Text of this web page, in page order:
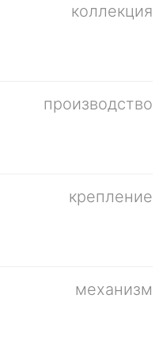
коллекция
производство
крепление
механизм